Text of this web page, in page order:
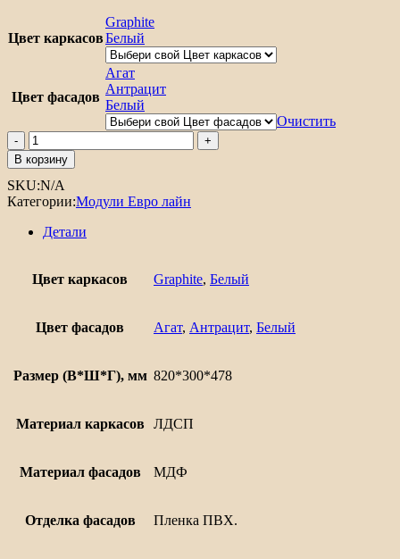
3
947₽
5
119₽
Цвет каркасов
Graphite
Белый
Цвет фасадов
Агат
Антрацит
Белый
Очистить
Количество
товара
Шкаф
нижний
с
ой
Лайн
В корзину
SKU:N/A
Категории:Модули Евро лайн
Детали
Цвет каркасов Graphite, Белый
Цвет фасадов Агат, Антрацит, Белый
Размер (В*Ш*Г), мм 820*300*478
Материал каркасов ЛДСП
Материал фасадов МДФ
Отделка фасадов Пленка ПВХ.